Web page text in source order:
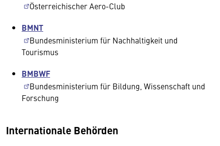
Österreichischer Aero-Club
BMNT
Bundesministerium für Nachhaltigkeit und
Tourismus
BMBWF
Bundesministerium für Bildung, Wissenschaft und
Forschung
Internationale Behörden